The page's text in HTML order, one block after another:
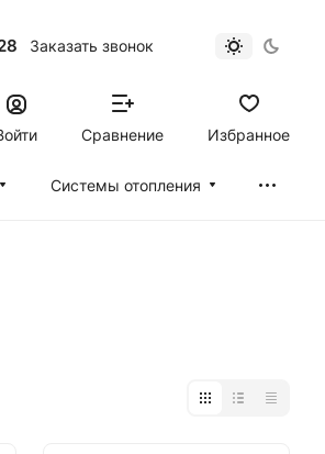
Заказать звонок
Сравнение Избранное
Cистемы отопления